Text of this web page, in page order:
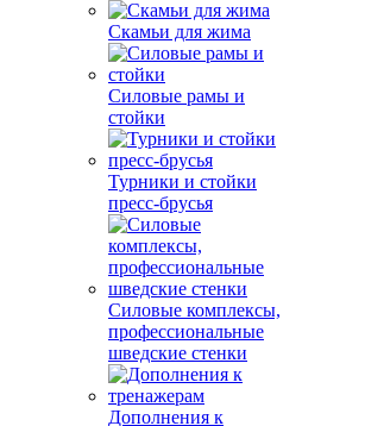
Скамьи для жима
Силовые рамы и
стойки
Турники и стойки
пресс-брусья
Силовые комплексы,
профессиональные
шведские стенки
Дополнения к